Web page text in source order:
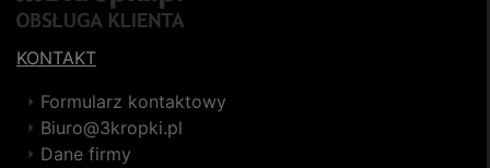
KONTAKT
Formularz kontaktowy
Biuro@3kropki.pl
Dane firmy